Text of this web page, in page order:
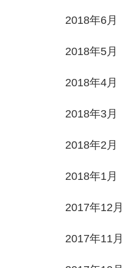
2018年6月
2018年5月
2018年4月
2018年3月
2018年2月
2018年1月
2017年12月
2017年11月